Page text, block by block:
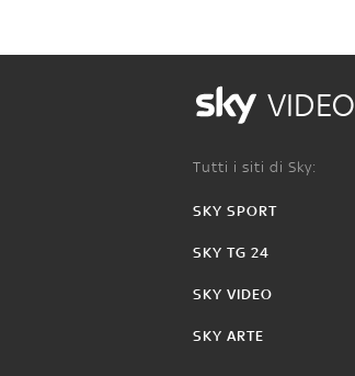
VIDEO
Tutti i siti di Sky:
SKY SPORT
SKY TG 24
SKY VIDEO
SKY ARTE